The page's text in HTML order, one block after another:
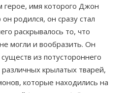
герое, имя которого Джон
родился, он сразу стал
раскрывалось то, что
могли и вообразить. Он
из потустороннего
крылатых тварей,
которые находились на